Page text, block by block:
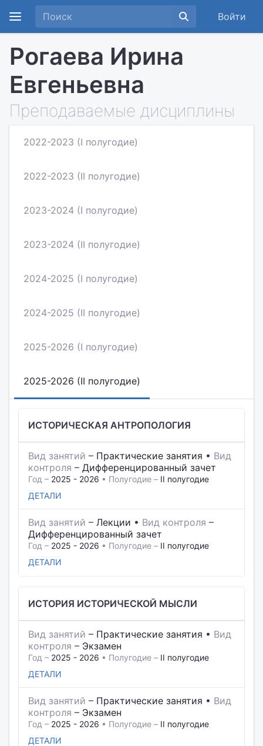
Войти
Рогаева Ирина
Евгеньевна
Преподаваемые дисциплины
2022-2023 (I полугодие)
2022-2023 (II полугодие)
2023-2024 (I полугодие)
2023-2024 (II полугодие)
2024-2025 (I полугодие)
2024-2025 (II полугодие)
2025-2026 (I полугодие)
2025-2026 (II полугодие)
ИСТОРИЧЕСКАЯ АНТРОПОЛОГИЯ
Вид занятий – Практические занятия • Вид
контроля – Дифференцированный зачет
Год – 2025 - 2026 • Полугодие – II полугодие
ДЕТАЛИ
Вид занятий – Лекции • Вид контроля –
Дифференцированный зачет
Год – 2025 - 2026 • Полугодие – II полугодие
ДЕТАЛИ
ИСТОРИЯ ИСТОРИЧЕСКОЙ МЫСЛИ
Вид занятий – Практические занятия • Вид
контроля – Экзамен
Год – 2025 - 2026 • Полугодие – II полугодие
ДЕТАЛИ
Вид занятий – Практические занятия • Вид
контроля – Экзамен
Год – 2025 - 2026 • Полугодие – II полугодие
ДЕТАЛИ